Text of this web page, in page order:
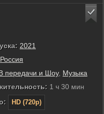
2021
Россия
передачи и Шоу, Музыка
1 ч 30 мин
HD (720p)